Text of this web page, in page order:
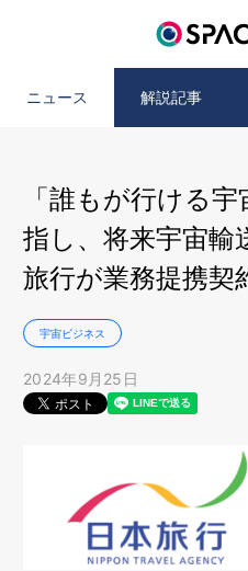
ニュース 解説記事
「誰もが行ける
指し、将来宇宙輸
旅行が業務提携契
宇宙ビジネス
2024年9月25日